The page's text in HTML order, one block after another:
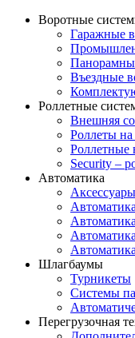
Воротные
Гаражные
Въездные
Роллетные
Внешняя
Роллеты на
Роллетные
Security –
Автоматика
Аксессуары
Шлагбаумы
Турникеты
Системы
Перегрузочная